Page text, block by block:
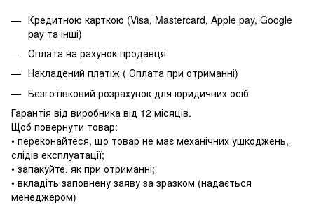
Кредитною карткою (Visa, Mastercard, Apple pay, Google
pay та інші)
Оплата на рахунок продавця
Накладений платіж ( Оплата при отриманні)
Безготівковий розрахунок для юридичних осіб
Гарантія від виробника від 12 місяців.
Щоб повернути товар:
• переконайтеся, що товар не має механічних ушкоджень,
слідів експлуатації;
• запакуйте, як при отриманні;
• вкладіть заповнену заяву за зразком (надається
менеджером)